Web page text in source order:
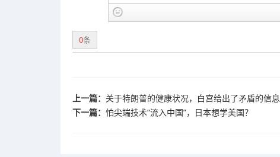
0条
上一篇： 关于特朗普的健康状况，白宫给出了矛盾的信息
下一篇： 怕尖端技术“流入中国”，日本想学美国？